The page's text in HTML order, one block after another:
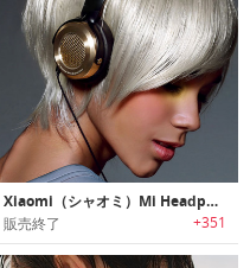
Xiaomi（シャオミ）Mi Headphones｜真のサウンドを再現する「ミ・ヘッドフォン」
販売終了 +351